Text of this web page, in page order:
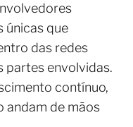
únicas que
das redes
partes envolvidas.
contínuo,
andam de mãos